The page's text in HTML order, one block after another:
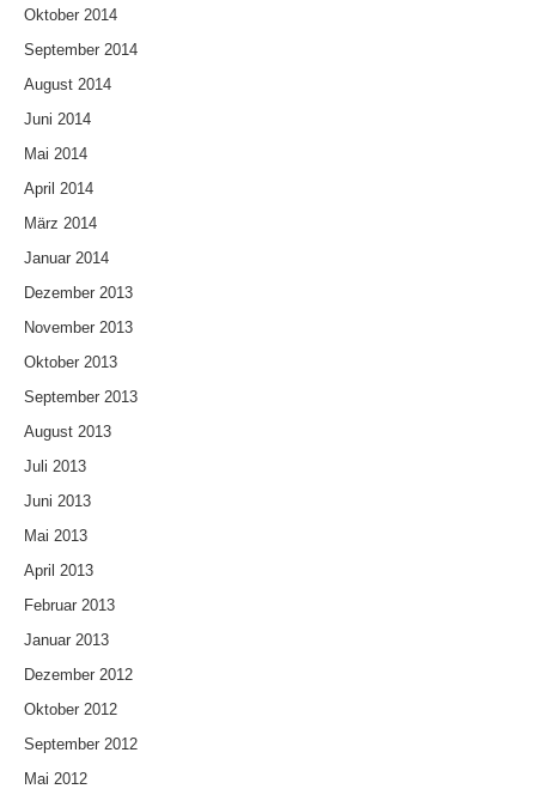
Oktober 2014
September 2014
August 2014
Juni 2014
Mai 2014
April 2014
März 2014
Januar 2014
Dezember 2013
November 2013
Oktober 2013
September 2013
August 2013
Juli 2013
Juni 2013
Mai 2013
April 2013
Februar 2013
Januar 2013
Dezember 2012
Oktober 2012
September 2012
Mai 2012